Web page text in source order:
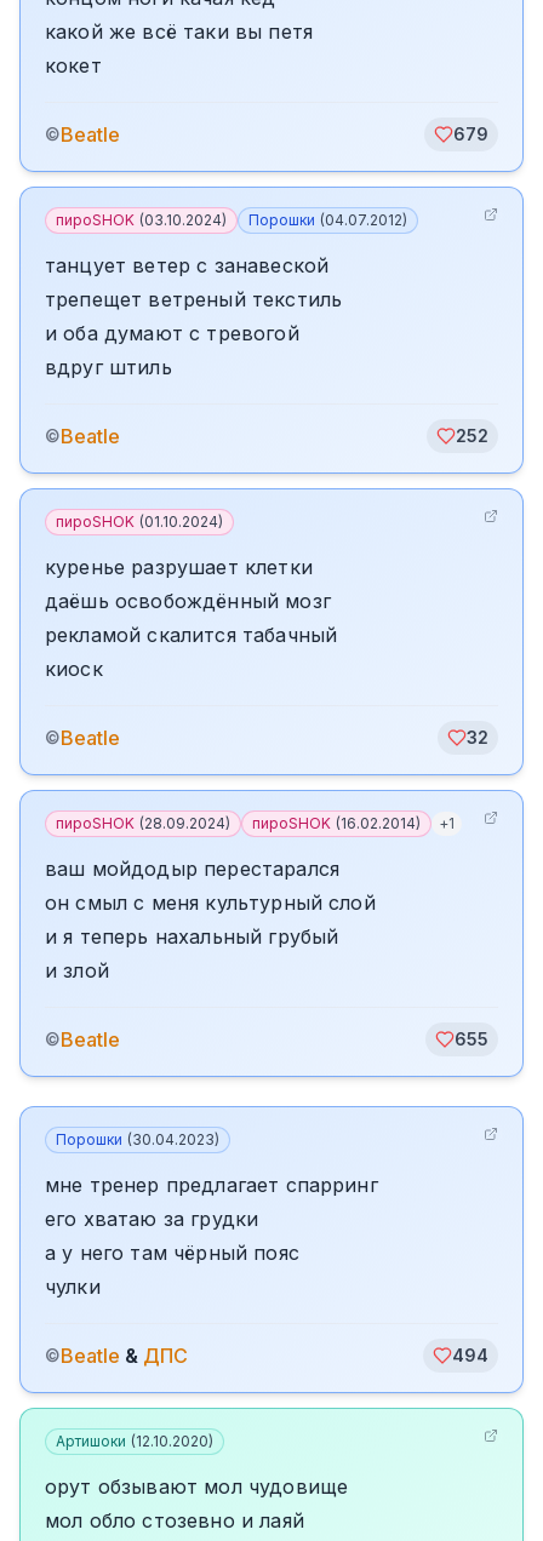
какой же всё таки вы петя
кокет
©Beatle 679
пироSHOK (03.10.2024) Порошки (04.07.2012)
танцует ветер с занавеской
трепещет ветреный текстиль
и оба думают с тревогой
вдруг штиль
©Beatle 252
пироSHOK (01.10.2024)
куренье разрушает клетки
даёшь освобождённый мозг
рекламой скалится табачный
киоск
©Beatle 32
пироSHOK (28.09.2024) пироSHOK (16.02.2014) +1
ваш мойдодыр перестарался
он смыл с меня культурный слой
и я теперь нахальный грубый
и злой
©Beatle 655
Порошки (30.04.2023)
мне тренер предлагает спарринг
его хватаю за грудки
а у него там чёрный пояс
чулки
©Beatle & ДПС 494
Артишоки (12.10.2020)
орут обзывают мол чудовище
мол обло стозевно и лаяй